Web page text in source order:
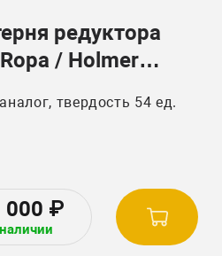
редуктора
/ Holmer
твердость 54 ед.
000 ₽